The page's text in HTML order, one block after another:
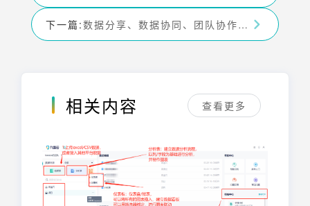
下一篇: 数据分享、数据协同、团队协作的最佳工具——九数云BI
相关内容 查看更多